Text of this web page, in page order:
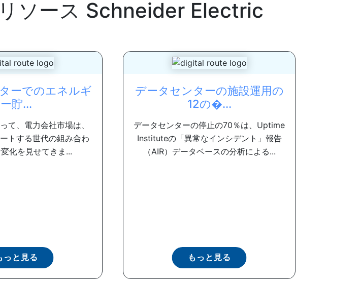
ソース Schneider Electric
ーでのエネルギ
ー貯...
て、電力会社市場は、
トする世代の組み合わ
化を見せてきま...
っと見る
データセンターの施設運用の
12の�...
データセンターの停止の70％は、Uptime
Instituteの「異常なインシデント」報告
（AIR）データベースの分析による...
もっと見る